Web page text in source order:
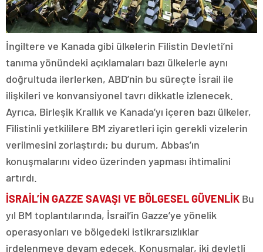
İngiltere ve Kanada gibi ülkelerin Filistin Devleti’ni
tanıma yönündeki açıklamaları bazı ülkelerle aynı
doğrultuda ilerlerken, ABD’nin bu süreçte İsrail ile
ilişkileri ve konvansiyonel tavrı dikkatle izlenecek.
Ayrıca, Birleşik Krallık ve Kanada’yı içeren bazı ülkeler,
Filistinli yetkililere BM ziyaretleri için gerekli vizelerin
verilmesini zorlaştırdı; bu durum, Abbas’ın
konuşmalarını video üzerinden yapması ihtimalini
artırdı.
İSRAİL’İN GAZZE SAVAŞI VE BÖLGESEL GÜVENLİK Bu
yıl BM toplantılarında, İsrail’in Gazze’ye yönelik
operasyonları ve bölgedeki istikrarsızlıklar
irdelenmeye devam edecek. Konuşmalar, iki devletli